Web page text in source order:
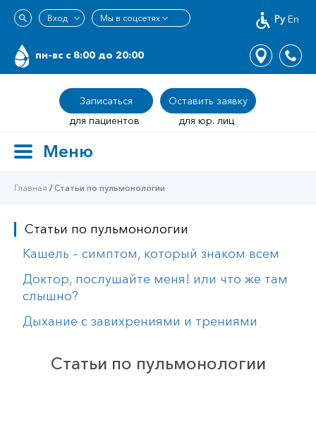
Ру En
пн-вс c 8:00 до 20:00
Записаться
Оставить заявку
для пациентов
для юр. лиц
ToggleМеню
Главная /Статьи по пульмонологии
Статьи по пульмонологии
Кашель – симптом, который знаком всем
Доктор, послушайте меня! или что же там
слышно?
Дыхание с завихрениями и трениями
Статьи по пульмонологии